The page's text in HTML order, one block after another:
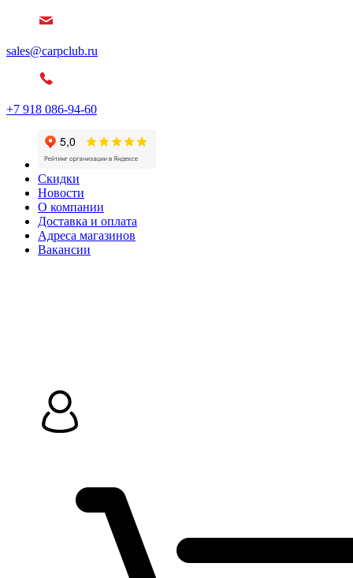
sales@carpclub.ru
+7 918 086-94-60
Скидки
Новости
О компании
Доставка и оплата
Адреса магазинов
Вакансии